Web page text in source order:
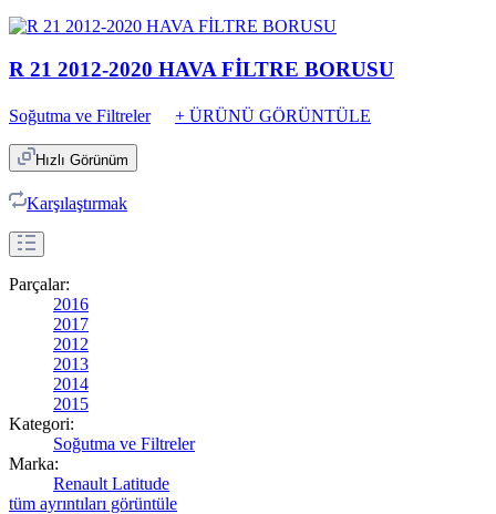
R 21 2012-2020 HAVA FİLTRE BORUSU
Soğutma ve Filtreler + ÜRÜNÜ GÖRÜNTÜLE
Hızlı Görünüm
Karşılaştırmak
Parçalar:
2016
2017
2012
2013
2014
2015
Kategori:
Soğutma ve Filtreler
Marka:
Renault Latitude
tüm ayrıntıları görüntüle